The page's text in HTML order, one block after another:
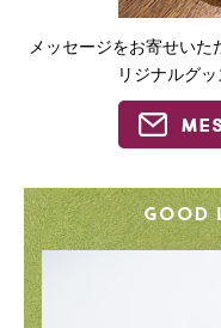
メッセージをお寄せいた
リジナルグ